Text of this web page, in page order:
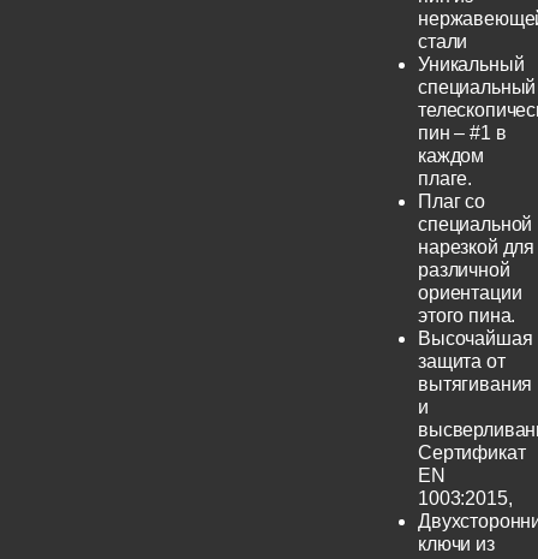
стали
Уникальный
специальный
пин – #1 в
каждом
плаге.
Плаг со
специальной
нарезкой для
различной
ориентации
этого пина.
Высочайшая
защита от
вытягивания
и
Сертификат
EN
1003:2015,
ключи из